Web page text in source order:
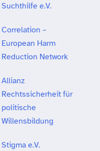
Suchthilfe e.V.
Correlation –
European Harm
Reduction Network
Allianz
Rechtssicherheit für
politische
Willensbildung
Stigma e.V.